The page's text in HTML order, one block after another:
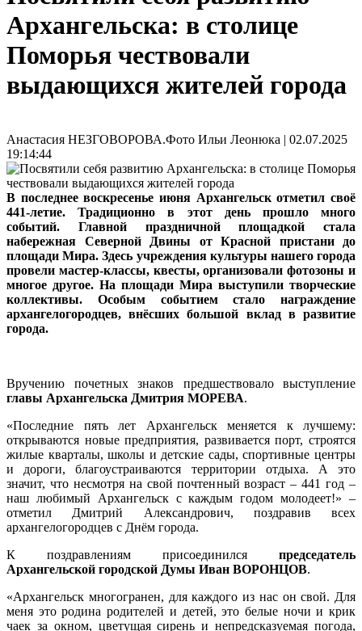
Архангельска: в столице
Поморья чествовали
выдающихся жителей города
Анастасия НЕЗГОВОРОВА.Фото Ильи Леонюка | 02.07.2025
19:14:44
В последнее воскресенье июня Архангельск отметил своё
441-летие. Традиционно в этот день прошло много
событий. Главной праздничной площадкой стала
набережная Северной Двины от Красной пристани до
площади Мира. Здесь учреждения культуры нашего города
провели мастер-классы, квесты, организовали фотозоны и
многое другое. На площади Мира выступили творческие
коллективы. Особым событием стало награждение
архангелогородцев, внёсших большой вклад в развитие
города.
Вручению почетных знаков предшествовало выступление
главы Архангельска Дмитрия МОРЕВА.
«Последние пять лет Архангельск меняется к лучшему:
открываются новые предприятия, развивается порт, строятся
жилые кварталы, школы и детские сады, спортивные центры
и дороги, благоустраиваются территории отдыха. А это
значит, что несмотря на свой почтенный возраст – 441 год –
наш любимый Архангельск с каждым годом молодеет!» –
отметил Дмитрий Александрович, поздравив всех
архангелогородцев с Днём города.
К поздравлениям присоединился председатель
Архангельской городской Думы Иван ВОРОНЦОВ.
«Архангельск многогранен, для каждого из нас он свой. Для
меня это родина родителей и детей, это белые ночи и крик
чаек за окном, цветущая сирень и непредсказуемая погода,